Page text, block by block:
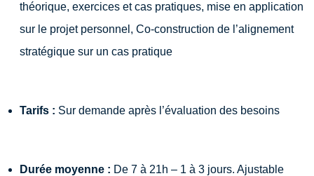
théorique, exercices et cas pratiques, mise en application
sur le projet personnel, Co-construction de l’alignement
stratégique sur un cas pratique
Tarifs : Sur demande après l’évaluation des besoins
Durée moyenne : De 7 à 21h – 1 à 3 jours. Ajustable